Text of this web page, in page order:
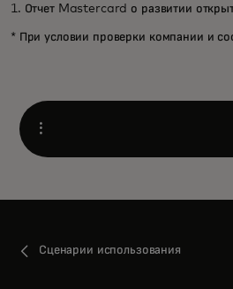
1. Отчет Mastercard о развитии
* При условии проверки компании и
Open
Сценарии использования